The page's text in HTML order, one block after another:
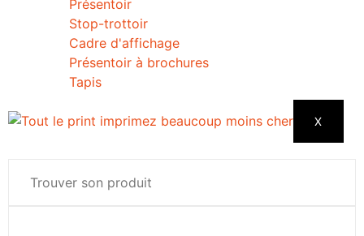
Présentoir
Stop-trottoir
Cadre d'affichage
Présentoir à brochures
Tapis
X